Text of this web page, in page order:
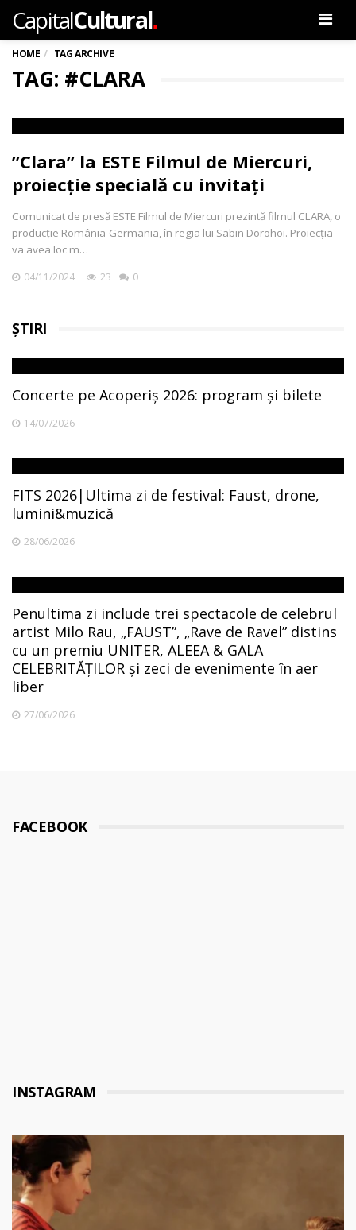
CapitalCultural.
HOME TAG ARCHIVE
TAG: #CLARA
”Clara” la ESTE Filmul de Miercuri,
proiecție specială cu invitați
Comunicat de presă ESTE Filmul de Miercuri prezintă filmul CLARA, o
producție România-Germania, în regia lui Sabin Dorohoi. Proiecția
va avea loc m…
04/11/2024 23 0
ȘTIRI
Concerte pe Acoperiș 2026: program și bilete
14/07/2026
FITS 2026|Ultima zi de festival: Faust, drone,
lumini&muzică
28/06/2026
Penultima zi include trei spectacole de celebrul
artist Milo Rau, „FAUST”, „Rave de Ravel” distins
cu un premiu UNITER, ALEEA & GALA
CELEBRITĂȚILOR și zeci de evenimente în aer
liber
27/06/2026
FACEBOOK
INSTAGRAM